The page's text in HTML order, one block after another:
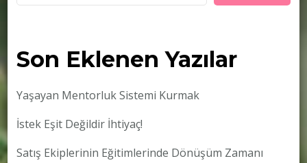
Son Eklenen Yazılar
Yaşayan Mentorluk Sistemi Kurmak
İstek Eşit Değildir İhtiyaç!
Satış Ekiplerinin Eğitimlerinde Dönüşüm Zamanı